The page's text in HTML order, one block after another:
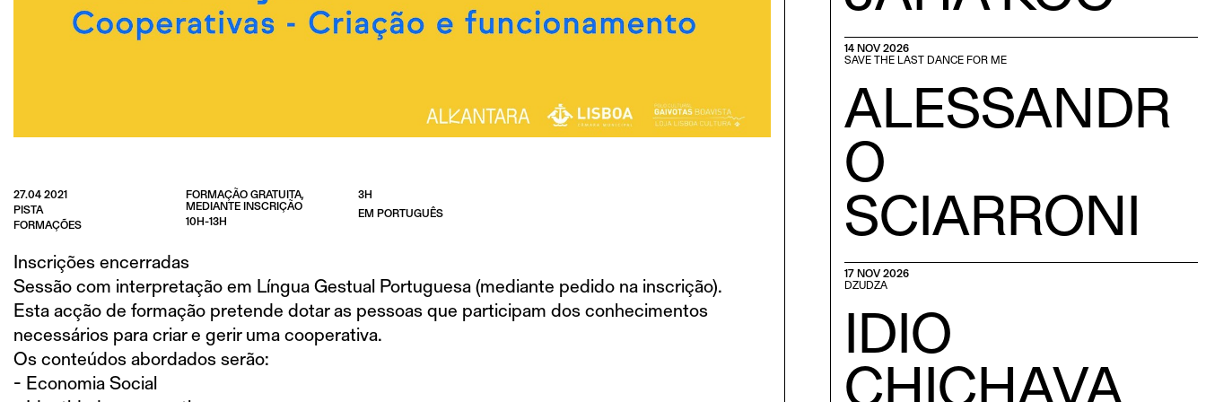
27.04 2021
PISTA
FORMAÇÕES
FORMAÇÃO GRATUITA,
MEDIANTE INSCRIÇÃO
10H-13H
3H
EM PORTUGUÊS
Inscrições encerradas
Sessão com interpretação em Língua Gestual Portuguesa (mediante pedido na inscrição).
Esta acção de formação pretende dotar as pessoas que participam dos conhecimentos
necessários para criar e gerir uma cooperativa.
Os conteúdos abordados serão:
- Economia Social
14 NOV 2026
SAVE THE LAST DANCE FOR ME
ALESSANDR
O
SCIARRONI
17 NOV 2026
DZUDZA
IDIO
CHICHAVA